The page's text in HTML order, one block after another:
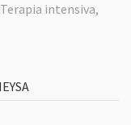
intensiva,